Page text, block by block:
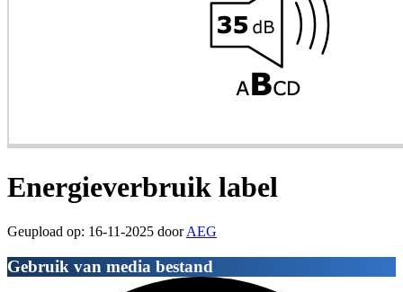
Energieverbruik label
Geupload op: 16-11-2025 doorAEG
Gebruik van media bestand